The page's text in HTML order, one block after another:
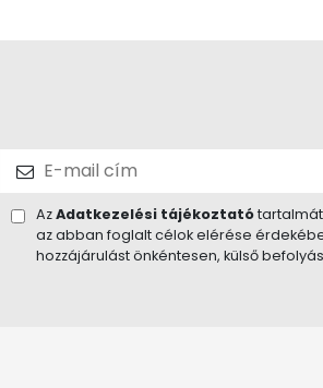
AzAdatkezelési tájékoztató
az abban foglalt célok elérése
hozzájárulást önkéntesen, külső